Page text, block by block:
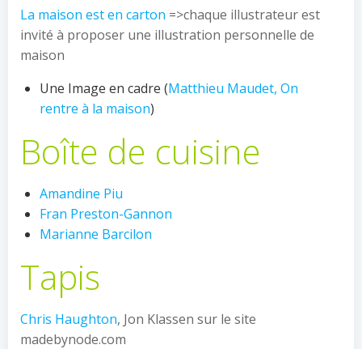
La maison est en carton =>chaque illustrateur est
invité à proposer une illustration personnelle de
maison
Une Image en cadre (Matthieu Maudet, On
rentre à la maison)
Boîte de cuisine
Amandine Piu
Fran Preston-Gannon
Marianne Barcilon
Tapis
Chris Haughton, Jon Klassen sur le site
madebynode.com